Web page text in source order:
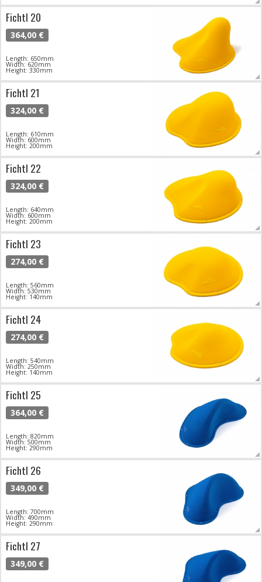
Fichtl 20
364,00 €
Length: 650mm
Width: 620mm
Height: 330mm
Fichtl 21
324,00 €
Length: 610mm
Width: 600mm
Height: 200mm
Fichtl 22
324,00 €
Length: 640mm
Width: 600mm
Height: 200mm
Fichtl 23
274,00 €
Length: 560mm
Width: 530mm
Height: 140mm
Fichtl 24
274,00 €
Length: 540mm
Width: 250mm
Height: 140mm
Fichtl 25
364,00 €
Length: 820mm
Width: 500mm
Height: 290mm
Fichtl 26
349,00 €
Length: 700mm
Width: 490mm
Height: 290mm
Fichtl 27
349,00 €